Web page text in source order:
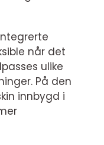
når det
ulike
På den
innbygd i